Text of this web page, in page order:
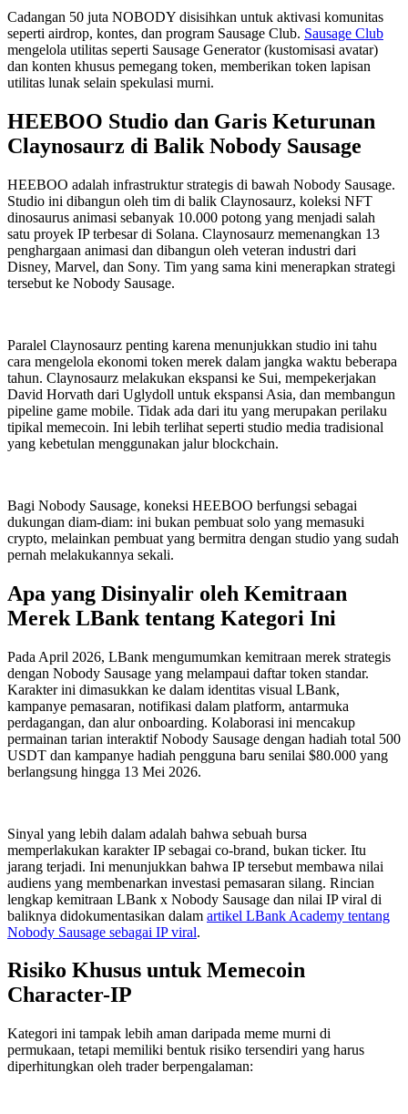
Cadangan 50 juta NOBODY disisihkan untuk aktivasi komunitas
seperti airdrop, kontes, dan program Sausage Club. Sausage Club
mengelola utilitas seperti Sausage Generator (kustomisasi avatar)
dan konten khusus pemegang token, memberikan token lapisan
utilitas lunak selain spekulasi murni.
HEEBOO Studio dan Garis Keturunan
Claynosaurz di Balik Nobody Sausage
HEEBOO adalah infrastruktur strategis di bawah Nobody Sausage.
Studio ini dibangun oleh tim di balik Claynosaurz, koleksi NFT
dinosaurus animasi sebanyak 10.000 potong yang menjadi salah
satu proyek IP terbesar di Solana. Claynosaurz memenangkan 13
penghargaan animasi dan dibangun oleh veteran industri dari
Disney, Marvel, dan Sony. Tim yang sama kini menerapkan strategi
tersebut ke Nobody Sausage.
Paralel Claynosaurz penting karena menunjukkan studio ini tahu
cara mengelola ekonomi token merek dalam jangka waktu beberapa
tahun. Claynosaurz melakukan ekspansi ke Sui, mempekerjakan
David Horvath dari Uglydoll untuk ekspansi Asia, dan membangun
pipeline game mobile. Tidak ada dari itu yang merupakan perilaku
tipikal memecoin. Ini lebih terlihat seperti studio media tradisional
yang kebetulan menggunakan jalur blockchain.
Bagi Nobody Sausage, koneksi HEEBOO berfungsi sebagai
dukungan diam-diam: ini bukan pembuat solo yang memasuki
crypto, melainkan pembuat yang bermitra dengan studio yang sudah
pernah melakukannya sekali.
Apa yang Disinyalir oleh Kemitraan
Merek LBank tentang Kategori Ini
Pada April 2026, LBank mengumumkan kemitraan merek strategis
dengan Nobody Sausage yang melampaui daftar token standar.
Karakter ini dimasukkan ke dalam identitas visual LBank,
kampanye pemasaran, notifikasi dalam platform, antarmuka
perdagangan, dan alur onboarding. Kolaborasi ini mencakup
permainan tarian interaktif Nobody Sausage dengan hadiah total 500
USDT dan kampanye hadiah pengguna baru senilai $80.000 yang
berlangsung hingga 13 Mei 2026.
Sinyal yang lebih dalam adalah bahwa sebuah bursa
memperlakukan karakter IP sebagai co-brand, bukan ticker. Itu
jarang terjadi. Ini menunjukkan bahwa IP tersebut membawa nilai
audiens yang membenarkan investasi pemasaran silang. Rincian
lengkap kemitraan LBank x Nobody Sausage dan nilai IP viral di
baliknya didokumentasikan dalam artikel LBank Academy tentang
Nobody Sausage sebagai IP viral.
Risiko Khusus untuk Memecoin
Character-IP
Kategori ini tampak lebih aman daripada meme murni di
permukaan, tetapi memiliki bentuk risiko tersendiri yang harus
diperhitungkan oleh trader berpengalaman: